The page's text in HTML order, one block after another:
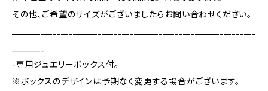
その他、ご希望のサイズがございましたらお問い合わせください。
-専用ジュエリーボックス付。
※ボックスのデザインは予期なく変更する場合がございます。